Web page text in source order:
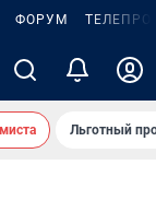
ФОРУМ
Льготный